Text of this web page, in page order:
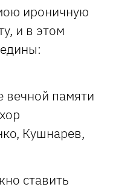
ироничную
и в этом
вечной памяти
Кушнарев,
ставить